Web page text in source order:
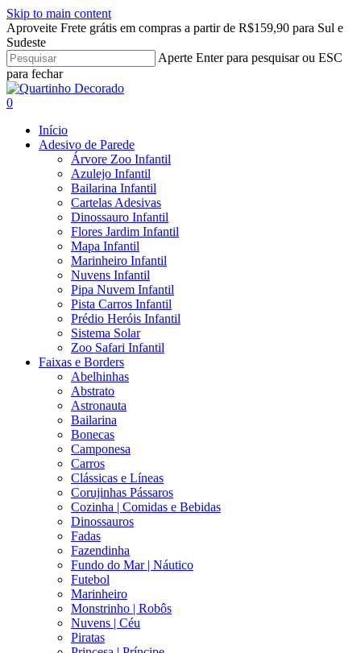
Skip to main content
Aproveite Frete grátis em compras a partir de R$159,90 para Sul e
Sudeste
Aperte Enter para pesquisar ou ESC
para fechar
Close
Search
search
account
0
Início
Adesivo de Parede
Árvore Zoo Infantil
Azulejo Infantil
Bailarina Infantil
Cartelas Adesivas
Dinossauro Infantil
Flores Jardim Infantil
Mapa Infantil
Marinheiro Infantil
Nuvens Infantil
Pipa Nuvem Infantil
Pista Carros Infantil
Prédio Heróis Infantil
Sistema Solar
Zoo Safari Infantil
Faixas e Borders
Abelhinhas
Abstrato
Astronauta
Bailarina
Bonecas
Camponesa
Carros
Clássicas e Líneas
Corujinhas Pássaros
Cozinha | Comidas e Bebidas
Dinossauros
Fadas
Fazendinha
Fundo do Mar | Náutico
Futebol
Marinheiro
Monstrinho | Robôs
Nuvens | Céu
Piratas